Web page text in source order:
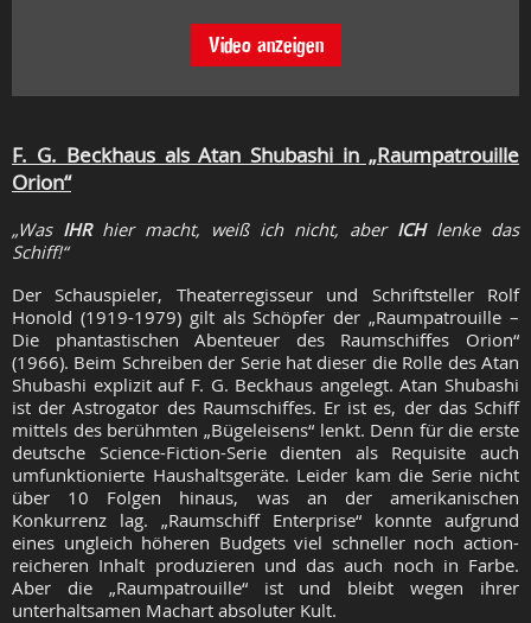
Video anzeigen
F. G. Beckhaus als Atan Shubashi in „Raumpatrouille
Orion“
„Was IHR hier macht, weiß ich nicht, aber ICH lenke das
Schiff!“
Der Schauspieler, Theaterregisseur und Schriftsteller Rolf
Honold (1919-1979) gilt als Schöpfer der „Raumpatrouille –
Die phantastischen Abenteuer des Raumschiffes Orion“
(1966). Beim Schreiben der Serie hat dieser die Rolle des Atan
Shubashi explizit auf F. G. Beckhaus angelegt. Atan Shubashi
ist der Astrogator des Raumschiffes. Er ist es, der das Schiff
mittels des berühmten „Bügeleisens“ lenkt. Denn für die erste
deutsche Science-Fiction-Serie dienten als Requisite auch
umfunktionierte Haushaltsgeräte. Leider kam die Serie nicht
über 10 Folgen hinaus, was an der amerikanischen
Konkurrenz lag. „Raumschiff Enterprise“ konnte aufgrund
eines ungleich höheren Budgets viel schneller noch action-
reicheren Inhalt produzieren und das auch noch in Farbe.
Aber die „Raumpatrouille“ ist und bleibt wegen ihrer
unterhaltsamen Machart absoluter Kult.